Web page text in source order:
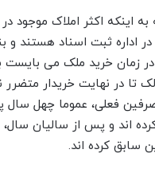
به اینکه اکثر املاک
اداره ثبت اسناد هستند و
در زمان خرید ملک می
تا در نهایت خریدار
فعلی، عموما چهل سال
اند و پس از سالیان
سابق کرده اند.